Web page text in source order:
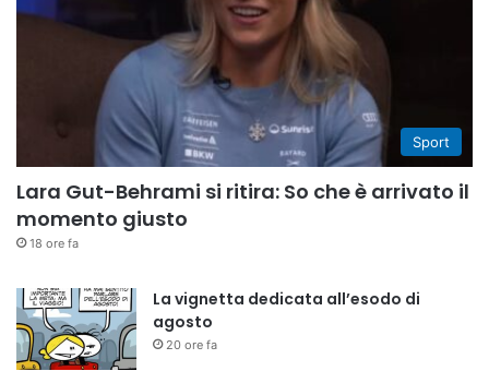
Sport
Lara Gut-Behrami si ritira: So che è arrivato il
momento giusto
18 ore fa
La vignetta dedicata all’esodo di
agosto
20 ore fa